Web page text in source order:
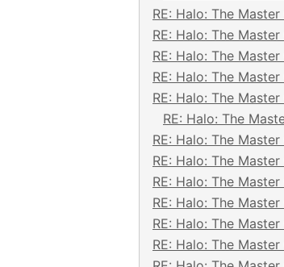
RE: Halo: The
RE: Halo: The
RE: Halo: The
RE: Halo: The
RE: Halo: The
RE: Halo: The
RE: Halo: The
RE: Halo: The
RE: Halo: The
RE: Halo: The
RE: Halo: The
RE: Halo: The